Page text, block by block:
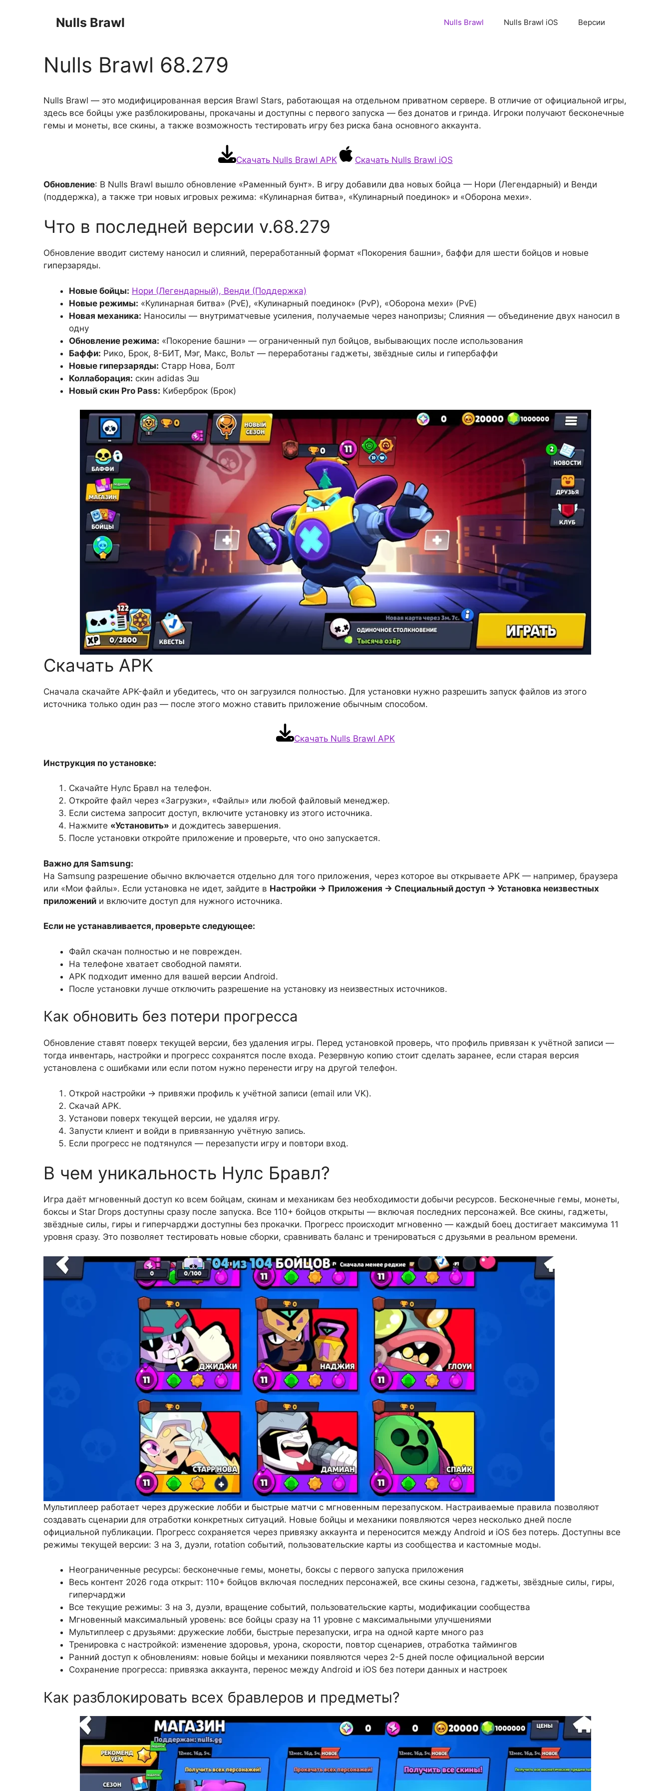
Nulls Brawl Nulls Brawl Nulls Brawl iOS Версии
Nulls Brawl 68.279
Nulls Brawl — это модифицированная версия Brawl Stars, работающая на отдельном приватном сервере. В отличие от официальной игры,
здесь все бойцы уже разблокированы, прокачаны и доступны с первого запуска — без донатов и гринда. Игроки получают бесконечные
гемы и монеты, все скины, а также возможность тестировать игру без риска бана основного аккаунта.
Скачать Nulls Brawl APK Скачать Nulls Brawl iOS
Обновление: В Nulls Brawl вышло обновление «Раменный бунт». В игру добавили два новых бойца — Нори (Легендарный) и Венди
(поддержка), а также три новых игровых режима: «Кулинарная битва», «Кулинарный поединок» и «Оборона мехи».
Что в последней версии v.68.279
Обновление вводит систему наносил и слияний, переработанный формат «Покорения башни», баффи для шести бойцов и новые
гиперзаряды.
Новые бойцы: Нори (Легендарный), Венди (Поддержка)
Новые режимы: «Кулинарная битва» (PvE), «Кулинарный поединок» (PvP), «Оборона мехи» (PvE)
Новая механика: Наносилы — внутриматчевые усиления, получаемые через нанопризы; Слияния — объединение двух наносил в
одну
Обновление режима: «Покорение башни» — ограниченный пул бойцов, выбывающих после использования
Баффи: Рико, Брок, 8-БИТ, Мэг, Макс, Вольт — переработаны гаджеты, звёздные силы и гипербаффи
Новые гиперзаряды: Старр Нова, Болт
Коллаборация: скин adidas Эш
Новый скин Pro Pass: Киберброк (Брок)
Скачать APK
Сначала скачайте APK-файл и убедитесь, что он загрузился полностью. Для установки нужно разрешить запуск файлов из этого
источника только один раз — после этого можно ставить приложение обычным способом.
Скачать Nulls Brawl APK
Инструкция по установке:
Скачайте Нулс Бравл на телефон.
Откройте файл через «Загрузки», «Файлы» или любой файловый менеджер.
Если система запросит доступ, включите установку из этого источника.
Нажмите «Установить» и дождитесь завершения.
После установки откройте приложение и проверьте, что оно запускается.
Важно для Samsung:
На Samsung разрешение обычно включается отдельно для того приложения, через которое вы открываете APK — например, браузера
или «Мои файлы». Если установка не идет, зайдите в Настройки → Приложения → Специальный доступ → Установка неизвестных
приложений и включите доступ для нужного источника.
Если не устанавливается, проверьте следующее:
Файл скачан полностью и не поврежден.
На телефоне хватает свободной памяти.
APK подходит именно для вашей версии Android.
После установки лучше отключить разрешение на установку из неизвестных источников.
Как обновить без потери прогресса
Обновление ставят поверх текущей версии, без удаления игры. Перед установкой проверь, что профиль привязан к учётной записи —
тогда инвентарь, настройки и прогресс сохранятся после входа. Резервную копию стоит сделать заранее, если старая версия
установлена с ошибками или если потом нужно перенести игру на другой телефон.
Открой настройки → привяжи профиль к учётной записи (email или VK).
Скачай APK.
Установи поверх текущей версии, не удаляя игру.
Запусти клиент и войди в привязанную учётную запись.
Если прогресс не подтянулся — перезапусти игру и повтори вход.
В чем уникальность Нулс Бравл?
Игра даёт мгновенный доступ ко всем бойцам, скинам и механикам без необходимости добычи ресурсов. Бесконечные гемы, монеты,
боксы и Star Drops доступны сразу после запуска. Все 110+ бойцов открыты — включая последних персонажей. Все скины, гаджеты,
звёздные силы, гиры и гиперчарджи доступны без прокачки. Прогресс происходит мгновенно — каждый боец достигает максимума 11
уровня сразу. Это позволяет тестировать новые сборки, сравнивать баланс и тренироваться с друзьями в реальном времени.
Мультиплеер работает через дружеские лобби и быстрые матчи с мгновенным перезапуском. Настраиваемые правила позволяют
создавать сценарии для отработки конкретных ситуаций. Новые бойцы и механики появляются через несколько дней после
официальной публикации. Прогресс сохраняется через привязку аккаунта и переносится между Android и iOS без потерь. Доступны все
режимы текущей версии: 3 на 3, дуэли, rotation событий, пользовательские карты из сообщества и кастомные моды.
Неограниченные ресурсы: бесконечные гемы, монеты, боксы с первого запуска приложения
Весь контент 2026 года открыт: 110+ бойцов включая последних персонажей, все скины сезона, гаджеты, звёздные силы, гиры,
гиперчарджи
Все текущие режимы: 3 на 3, дуэли, вращение событий, пользовательские карты, модификации сообщества
Мгновенный максимальный уровень: все бойцы сразу на 11 уровне с максимальными улучшениями
Мультиплеер с друзьями: дружеские лобби, быстрые перезапуски, игра на одной карте много раз
Тренировка с настройкой: изменение здоровья, урона, скорости, повтор сценариев, отработка таймингов
Ранний доступ к обновлениям: новые бойцы и механики появляются через 2-5 дней после официальной версии
Сохранение прогресса: привязка аккаунта, перенос между Android и iOS без потери данных и настроек
Как разблокировать всех бравлеров и предметы?